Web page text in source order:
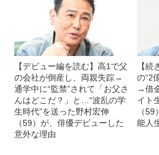
【デビュー編を読む】高1で父
の会社が倒産し、両親失踪→
通学中に“監禁”されて「お父さ
んはどこだ？」と…“波乱の学
生時代”を送った野村宏伸
（59）が、俳優デビューした
意外な理由
【
の“2
→借
イト
（
能人